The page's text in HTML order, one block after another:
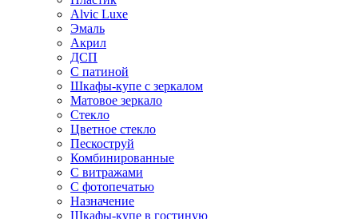
Alvic Luxe
Эмаль
Акрил
ДСП
С патиной
Шкафы-купе с зеркалом
Матовое зеркало
Стекло
Цветное стекло
Пескоструй
Комбинированные
С витражами
С фотопечатью
Назначение
Шкафы-купе в гостиную